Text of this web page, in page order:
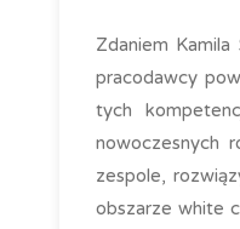
Zdaniem
pracodawcy
tych
nowoczesnych
zespole,
obszarze white